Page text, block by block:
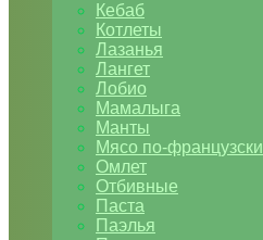
Кебаб
Котлеты
Лазанья
Лангет
Лобио
Мамалыга
Манты
Мясо по-французски
Омлет
Отбивные
Паста
Паэлья